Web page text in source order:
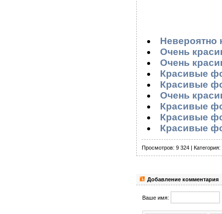
Невероятно
Очень
Очень
Красивые
Красивые
Очень
Красивые
Красивые
Красивые
Просмотров: 9 324 | Категория:
Добавление комментария
Ваше имя: